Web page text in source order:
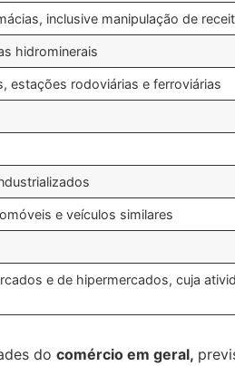
inclusive manipulação de
hidrominerais
estações rodoviárias e ferroviárias
e veículos similares
e de hipermercados, cuja
do comércio em geral,